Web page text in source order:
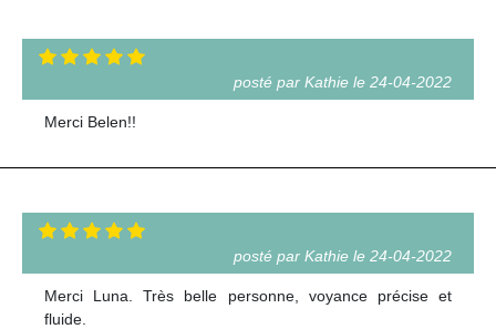
posté par Kathie le 24-04-2022
Merci Belen!!
posté par Kathie le 24-04-2022
Merci Luna. Très belle personne, voyance précise et
fluide.